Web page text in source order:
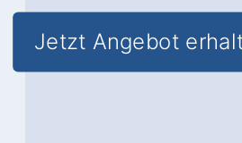
Jetzt Angebot